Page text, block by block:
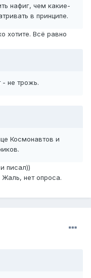
нафиг, чем какие-
в принципе.
хотите. Всё равно
- не трожь.
Космонавтов и
писал))
нет опроса.